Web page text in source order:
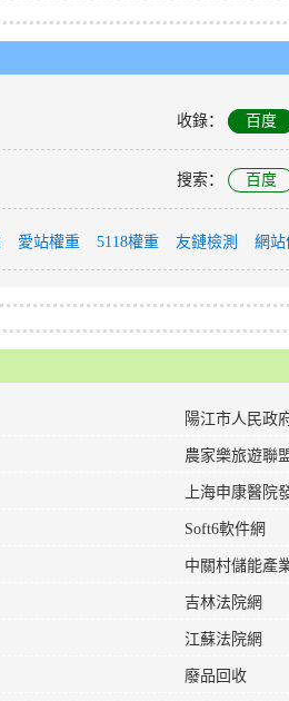
收錄： 百度
搜索 ： 百度
愛站權重 5118權重 友鏈檢測 網站
陽江市人民政
農家樂旅遊聯
上海申康醫院
Soft6軟件網
中關村儲能產
吉林法院網
江蘇法院網
廢品回收